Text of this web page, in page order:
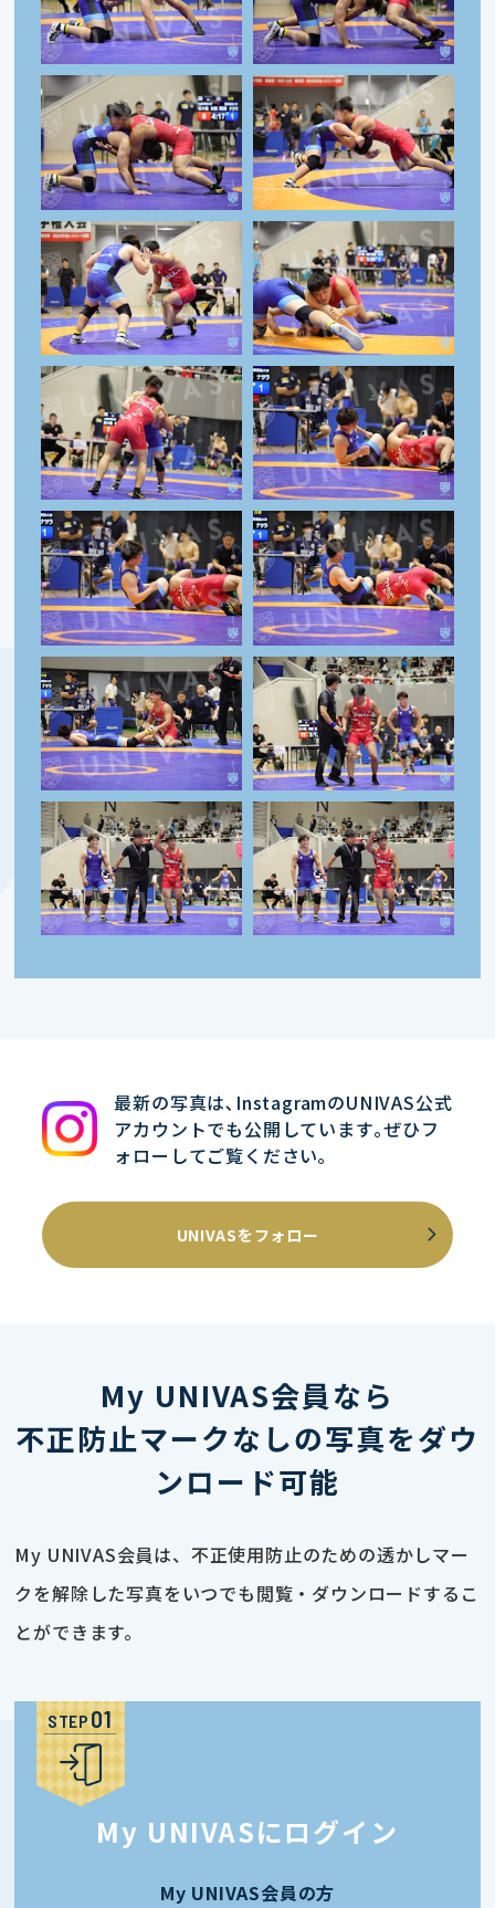
最新の写真は､InstagramのUNIVAS公式
アカウントでも公開しています｡ぜひフ
ォローしてご覧ください｡
UNIVASをフォロー
My UNIVAS会員なら
不正防止マークなしの写真をダウ
ンロード可能
My UNIVAS会員は、不正使用防止のための透かしマー
クを解除した写真をいつでも閲覧・ダウンロードするこ
とができます。
STEP
My UNIVASにログイン
My UNIVAS会員の方